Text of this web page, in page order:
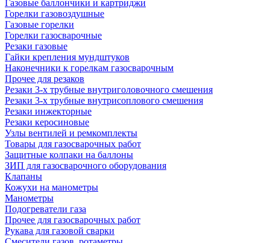
Газовые баллончики и картриджи
Горелки газовоздушные
Газовые горелки
Горелки газосварочные
Резаки газовые
Гайки крепления мундштуков
Наконечники к горелкам газосварочным
Прочее для резаков
Резаки 3-х трубные внутриголовочного смешения
Резаки 3-х трубные внутрисоплового смешения
Резаки инжекторные
Резаки керосиновые
Узлы вентилей и ремкомплекты
Товары для газосварочных работ
Защитные колпаки на баллоны
ЗИП для газосварочного оборудования
Клапаны
Кожухи на манометры
Манометры
Подогреватели газа
Прочее для газосварочных работ
Рукава для газовой сварки